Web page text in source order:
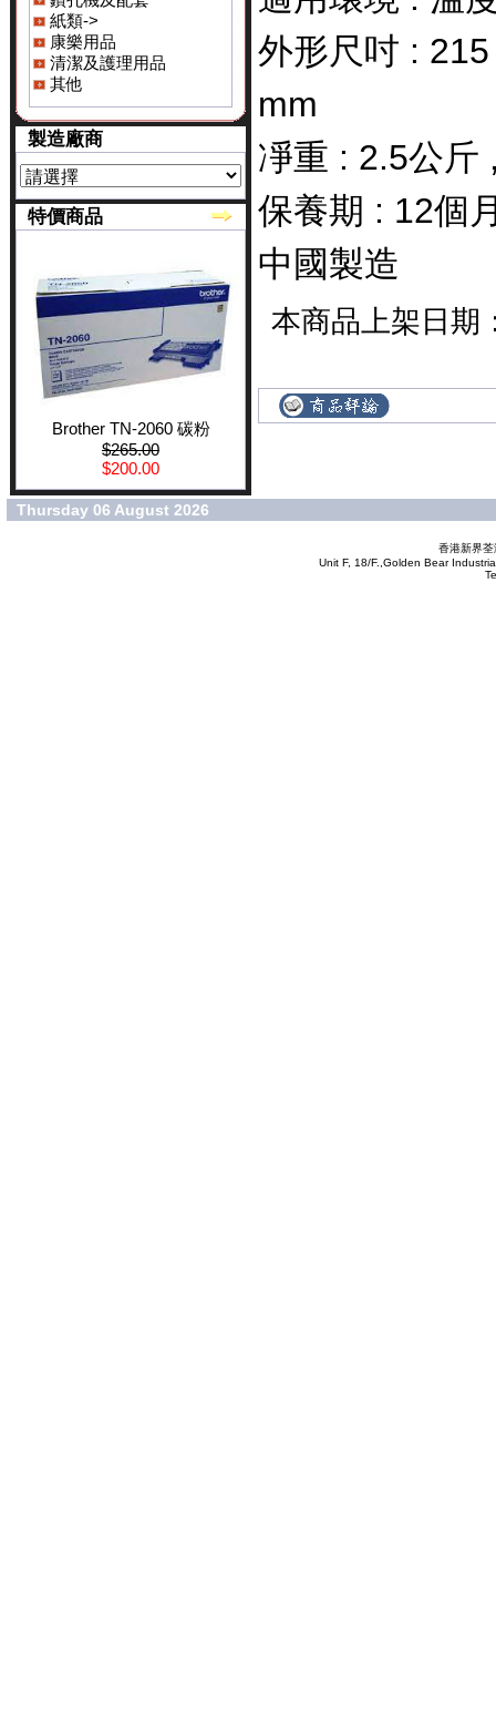
紙類->
康樂用品
清潔及護理用品
其他
製造廠商
特價商品
Brother TN-2060 碳粉
$265.00
$200.00
外形尺吋 :
mm
凈重 : 2.5公斤
保養期 : 12個
中國製造
本商品上架日期
Thursday 06 August 2026
香港新界
Unit F, 18/F.,Golden Bear